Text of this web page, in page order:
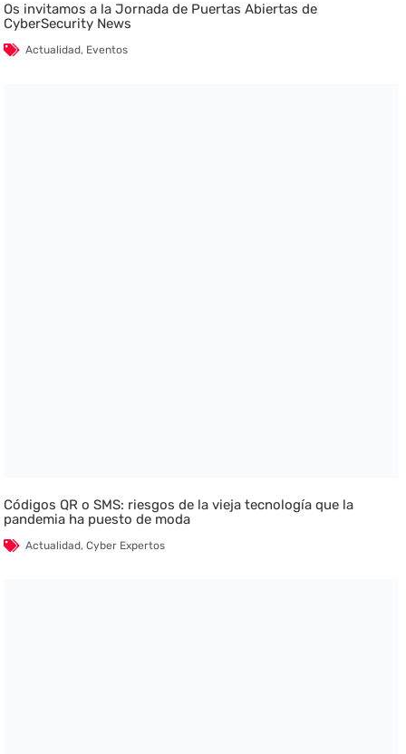
Os invitamos a la Jornada de Puertas Abiertas de
CyberSecurity News
Actualidad, Eventos
Códigos QR o SMS: riesgos de la vieja tecnología que la
pandemia ha puesto de moda
Actualidad,Cyber Expertos